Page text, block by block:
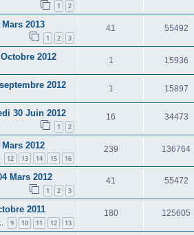
1 2
2013
1 2 3
41 55492
2012 1 15936
2012 1 15897
30 Juin 2012
1 2
16 34473
2012
12 13 14 15 16
239 136764
Mars 2012
1 2 3
41 55472
2011
9 10 11 12 13
180 125605